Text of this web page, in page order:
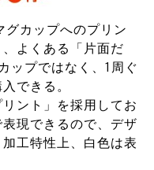
カップへのプリン
よくある「片面だ
ップではなく、1周ぐ
できる。
ント」を採用してお
現できるので、デザ
工特性上、白色は表